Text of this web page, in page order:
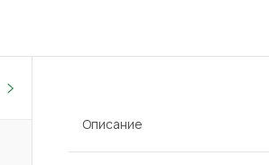
Описание